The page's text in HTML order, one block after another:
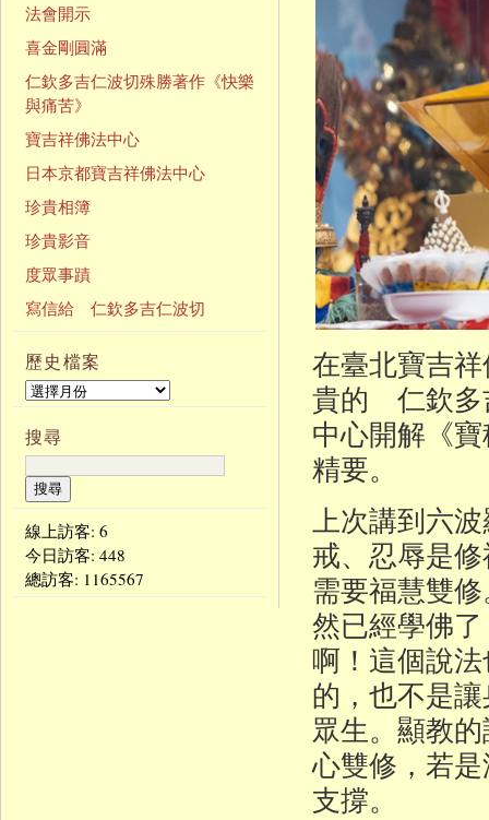
在臺北寶吉
貴的 仁欽多
中心開解《
精要。
上次講到六
戒、忍辱是
需要福慧雙
然已經學佛
啊！這個說
的，也不是
眾生。顯教
心雙修，若
支撐。
法會開示
喜金剛圓滿
仁欽多吉仁波切殊勝著作《快樂
與痛苦》
寶吉祥佛法中心
日本京都寶吉祥佛法中心
珍貴相簿
珍貴影音
度眾事蹟
寫信給 仁欽多吉仁波切
歷史檔案
搜尋
線上訪客: 6
今日訪客: 448
總訪客: 1165567